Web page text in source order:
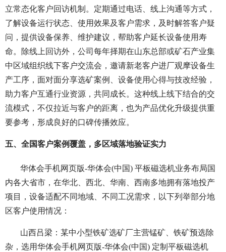
立常态化客户回访机制。定期通过电话、线上沟通等方式，
了解设备运行状态、使用效果及客户需求，及时解答客户疑
问，提供设备保养、维护建议，帮助客户延长设备使用寿
命。除线上回访外，公司每年择期在山东总部或矿石产业集
中区域组织线下客户交流会，邀请新老客户进厂观摩设备生
产工序，面对面分享选矿案例、设备使用心得与技改经验，
助力客户互通行业资源，共同成长。这种线上线下结合的交
流模式，不仅拉近与客户的距离，也为产品优化升级提供重
要参考，形成良好的口碑传播效应。
五、全国客户案例覆盖，多区域落地验证实力
华体会手机网页版-华体会(中国) 平板磁选机业务布局国
内各大省市，在华北、西北、华南、西南多地拥有落地投产
项目，设备适配不同地域、不同工况需求，以下列举部分地
区客户使用情况：
山西吕梁：某中小型铁矿选矿厂主营锰矿、铁矿预选除
杂，选用华体会手机网页版-华体会(中国) 定制平板磁选机